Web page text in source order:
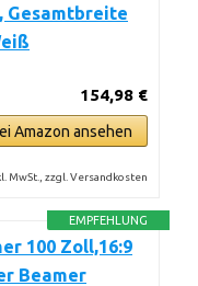
Gesamtbreite
154,98 €
Amazon ansehen
MwSt., zzgl. Versandkosten
EMPFEHLUNG
100 Zoll,16:9
Beamer